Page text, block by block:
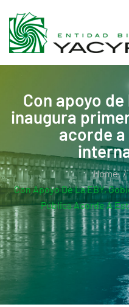
Con apoyo de
inaugura
acorde
Home
Con Apoyo De La EBY,
Pública Acorde A